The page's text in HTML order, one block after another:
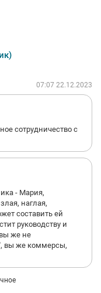
07:07 22.12.2023
сотрудничество с
- Мария,
наглая,
составить ей
руководству и
же не
вы же коммерсы,